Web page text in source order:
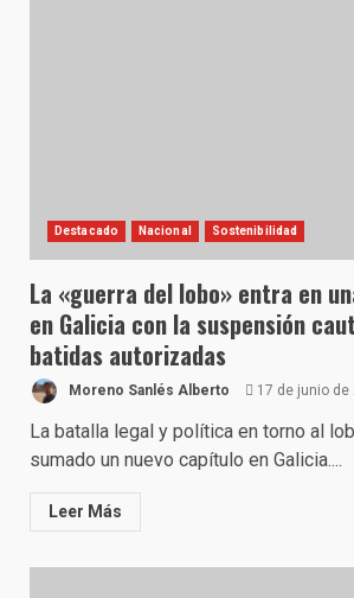
Destacado Nacional Sostenibilidad
La «guerra del lobo» entra en
en Galicia con la suspensión
batidas autorizadas
Moreno Sanlés Alberto 17 de junio de
La batalla legal y política en torno al
sumado un nuevo capítulo en Galicia....
Leer Más